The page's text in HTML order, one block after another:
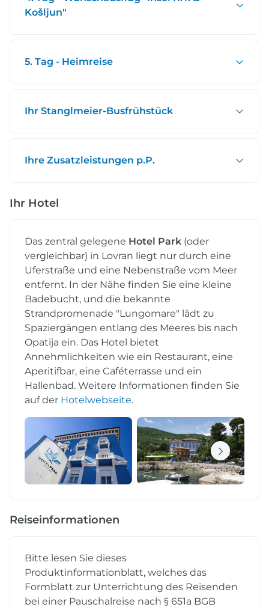
Košljun"
5. Tag - Heimreise
Ihr Stanglmeier-Busfrühstück
Ihre Zusatzleistungen p.P.
Ihr Hotel
Das zentral gelegene Hotel Park (oder
vergleichbar) in Lovran liegt nur durch eine
Uferstraße und eine Nebenstraße vom Meer
entfernt. In der Nähe finden Sie eine kleine
Badebucht, und die bekannte
Strandpromenade "Lungomare" lädt zu
Spaziergängen entlang des Meeres bis nach
Opatija ein. Das Hotel bietet
Annehmlichkeiten wie ein Restaurant, eine
Aperitifbar, eine Caféterrasse und ein
Hallenbad. Weitere Informationen finden Sie
auf der Hotelwebseite.
Reiseinformationen
Bitte lesen Sie dieses
Produktinformationblatt, welches das
Formblatt zur Unterrichtung des Reisenden
bei einer Pauschalreise nach § 651a BGB